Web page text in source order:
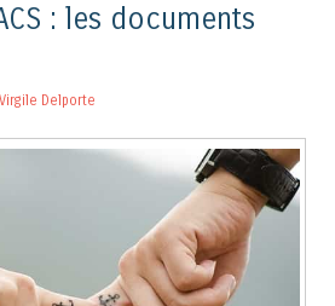
: les documents
Virgile Delporte